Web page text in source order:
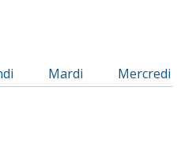
août 2026
du Lundi 10 août 2026
Horaire du Mardi 11
Mardi Horaire du
Mercredi